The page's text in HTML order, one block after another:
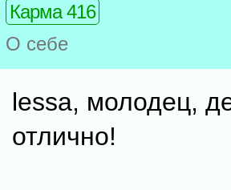
Карма 416
О себе
lessa, молодец,
отлично!